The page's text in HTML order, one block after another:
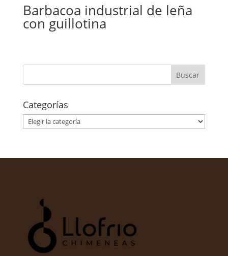
Barbacoa industrial de leña
con guillotina
Categorías
Categorías